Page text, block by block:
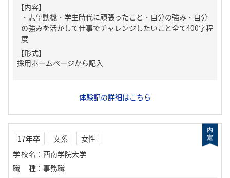
【内容】
・志望動機・学生時代に頑張ったこと・自分の強み・自分
の強みを活かして仕事でチャレンジしたいこと全て400字程
度
【形式】
採用ホームページから記入
体験記の詳細はこちら
17年卒 文系
女性
学校名 ： 西南学院大学
職種 ： 事務職